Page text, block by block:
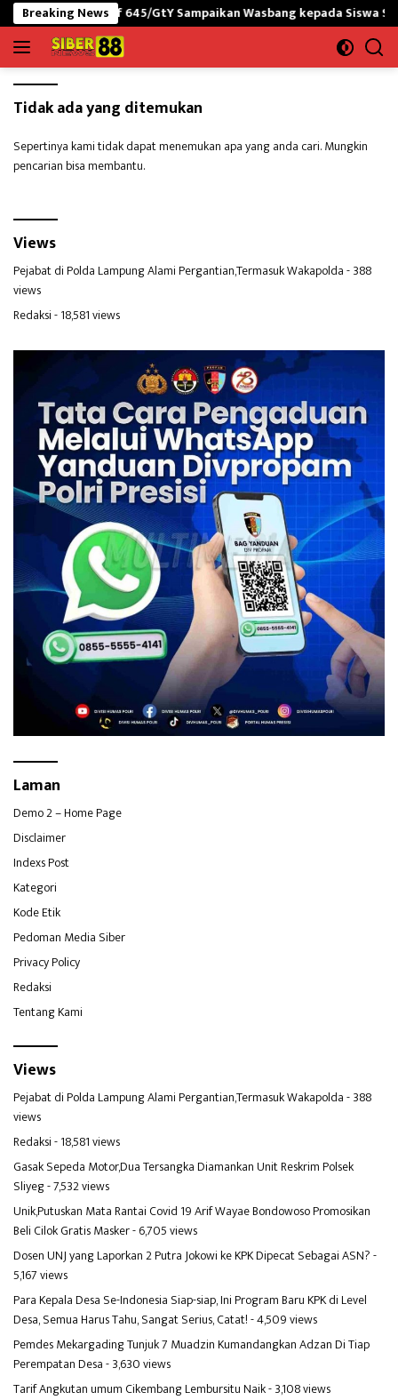
Langsung
ke
konten
Breaking News
PNG yonif 645/GtY Sampaikan Wasbang kepada Siswa SDN
Tidak ada yang ditemukan
Sepertinya kami tidak dapat menemukan apa yang anda cari. Mungkin
pencarian bisa membantu.
Views
Pejabat di Polda Lampung Alami Pergantian,Termasuk Wakapolda- 388
views
Redaksi- 18,581 views
Laman
Demo 2 – Home Page
Disclaimer
Indexs Post
Kategori
Kode Etik
Pedoman Media Siber
Privacy Policy
Redaksi
Tentang Kami
Views
Pejabat di Polda Lampung Alami Pergantian,Termasuk Wakapolda- 388
views
Redaksi- 18,581 views
Gasak Sepeda Motor,Dua Tersangka Diamankan Unit Reskrim Polsek
Sliyeg- 7,532 views
Unik,Putuskan Mata Rantai Covid 19 Arif Wayae Bondowoso Promosikan
Beli Cilok Gratis Masker- 6,705 views
Dosen UNJ yang Laporkan 2 Putra Jokowi ke KPK Dipecat Sebagai ASN?-
5,167 views
Para Kepala Desa Se-Indonesia Siap-siap, Ini Program Baru KPK di Level
Desa, Semua Harus Tahu, Sangat Serius, Catat!- 4,509 views
Pemdes Mekargading Tunjuk 7 Muadzin Kumandangkan Adzan Di Tiap
Perempatan Desa- 3,630 views
Tarif Angkutan umum Cikembang Lembursitu Naik- 3,108 views